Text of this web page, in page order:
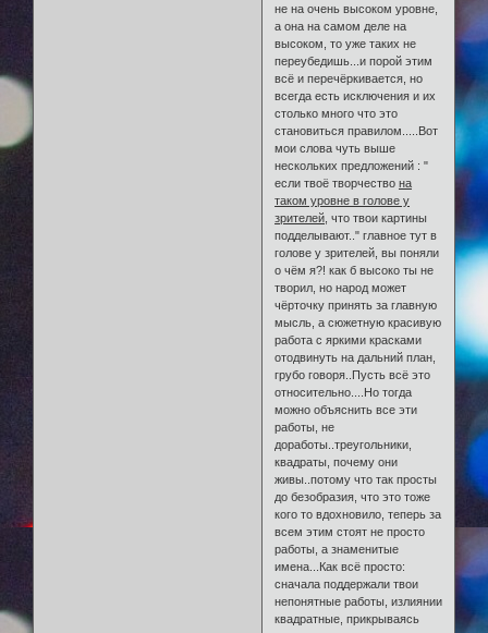
не на очень высоком уровне,
а она на самом деле на
высоком, то уже таких не
переубедишь...и порой этим
всё и перечёркивается, но
всегда есть исключения и их
столько много что это
становиться правилом.....Вот
мои слова чуть выше
нескольких предложений : "
если твоё творчествона
таком уровне в голове у
зрителей , что твои картины
подделывают.." главное тут в
голове у зрителей, вы поняли
о чём я?! как б высоко ты не
творил, но народ может
чёрточку принять за главную
мысль, а сюжетную красивую
работа с яркими красками
отодвинуть на дальний план,
грубо говоря..Пусть всё это
относительно....Но тогда
можно объяснить все эти
работы, не
доработы..треугольники,
квадраты, почему они
живы..потому что так просты
до безобразия, что это тоже
кого то вдохновило, теперь за
всем этим стоят не просто
работы, а знаменитые
имена...Как всё просто:
сначала поддержали твои
непонятные работы, излиянии
квадратные, прикрываясь